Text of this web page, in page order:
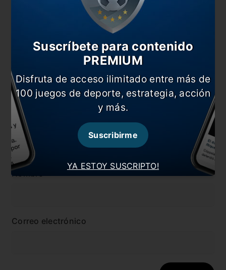
#Copa Libertadores #Gallardo
#River
Comentarios
Dejá tu opinión acá!
Nombre
Correo electrónico
YA ESTOY SUSCRIPTO!
Suscríbete para contenido
PREMIUM
Disfruta de acceso ilimitado entre más de
100 juegos de deporte, estrategia, acción
y más.
Suscribirme